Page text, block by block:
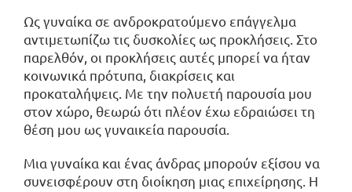
Ως γυναίκα σε ανδροκρατούμενο επάγγελμα
αντιμετωπίζω τις δυσκολίες ως προκλήσεις. Στο
παρελθόν, οι προκλήσεις αυτές μπορεί να ήταν
κοινωνικά πρότυπα, διακρίσεις και
προκαταλήψεις. Με την πολυετή παρουσία μου
στον χώρο, θεωρώ ότι πλέον έχω εδραιώσει τη
θέση μου ως γυναικεία παρουσία.
Μια γυναίκα και ένας άνδρας μπορούν εξίσου να
συνεισφέρουν στη διοίκηση μιας επιχείρησης. Η